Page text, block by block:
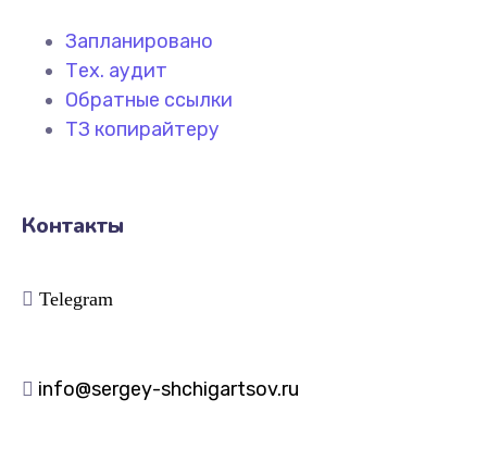
Запланировано
Тех. аудит
Обратные ссылки
ТЗ копирайтеру
Контакты
Telegram
info@sergey-shchigartsov.ru